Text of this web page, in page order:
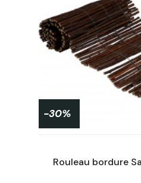
-30%
Rouleau bordure